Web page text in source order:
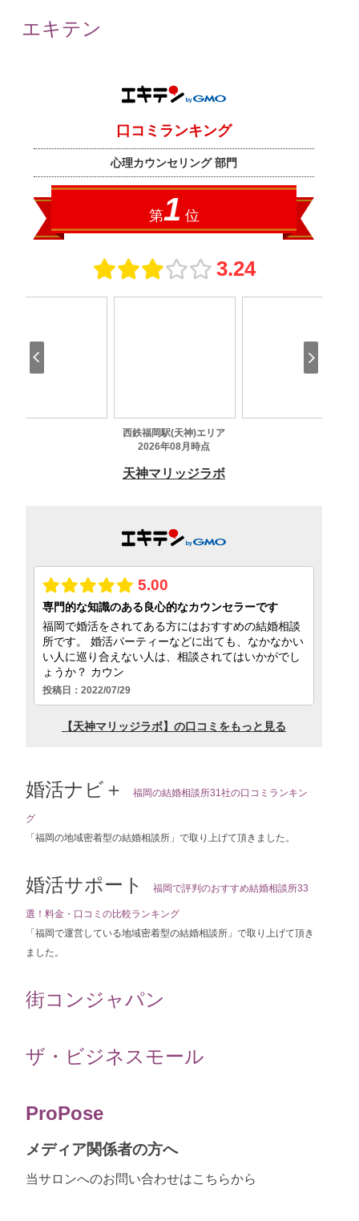
エキテン
婚活ナビ＋ 福岡の結婚相談所31社の口コミランキン
グ
「福岡の地域密着型の結婚相談所」で取り上げて頂きました。
婚活サポート 福岡で評判のおすすめ結婚相談所33
選！料金・口コミの比較ランキング
「福岡で運営している地域密着型の結婚相談所」で取り上げて頂き
ました。
街コンジャパン
ザ・ビジネスモール
ProPose
メディア関係者の方へ
当サロンへのお問い合わせはこちらから